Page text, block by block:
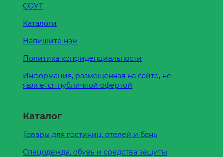
СОУТ
Каталоги
Напишите нам
Политика конфиденциальности
Информация, размещенная на сайте, не
является публичной офертой
Каталог
Товары для гостиниц, отелей и бань
Спецодежда, обувь и средства защиты